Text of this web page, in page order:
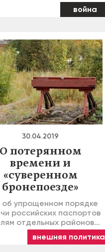
война
30.04.2019
О потерянном
времени и
«суверенном
бронепоезде»
об упрощенном порядке
российских паспортов
отдельных районов…
внешняя политика